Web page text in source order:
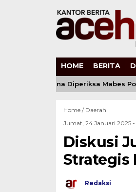
HOME BERITA
Andi Kirana Diperiksa Mabes
Home / Daerah
Jumat, 24 Januari 2025 -
Diskusi
Strategis
Redaksi